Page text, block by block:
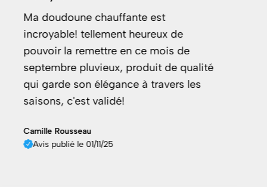
est
de
ce mois de
de qualité
à travers les
trouvé une doudoune
chaleur et
de pluie, c’est
à un prix très